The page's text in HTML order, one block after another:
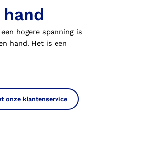
Kousen (klasse 2)
Hoofd Nek
Orthopedische Schoenen OSA
Badschoenen
Hand & Vinger prothese
Werknemer
hogere spanning is
hand. Het is een
onze klantenservice